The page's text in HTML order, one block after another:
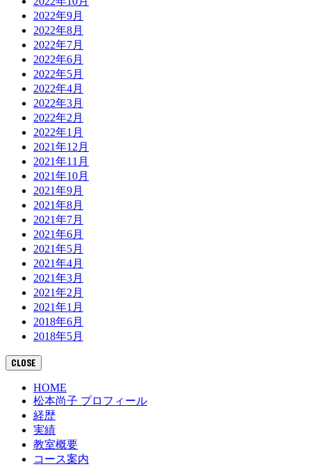
2022年9月
2022年8月
2022年7月
2022年6月
2022年5月
2022年4月
2022年3月
2022年2月
2022年1月
2021年12月
2021年11月
2021年10月
2021年9月
2021年8月
2021年7月
2021年6月
2021年5月
2021年4月
2021年3月
2021年2月
2021年1月
2018年6月
2018年5月
CLOSE
HOME
松本尚子 プロフィール
経歴
実績
教室概要
コース案内